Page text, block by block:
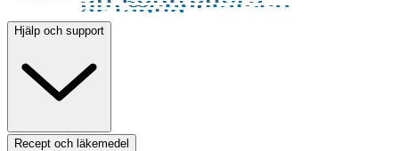
Hjälp och support
Recept och läkemedel